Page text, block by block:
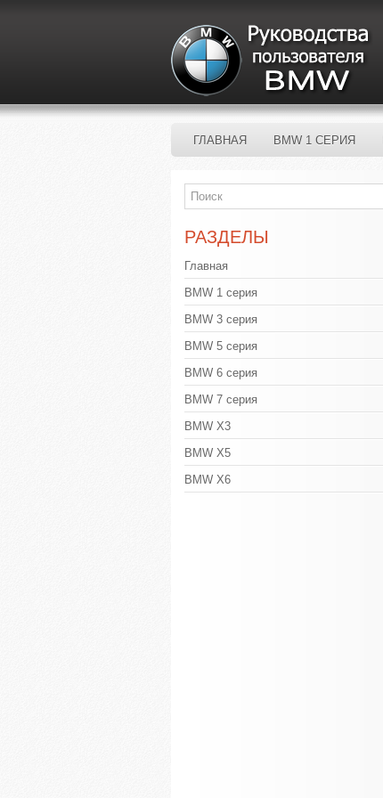
ГЛАВНАЯ BMW 1 СЕРИЯ
РАЗДЕЛЫ
Главная
BMW 1 серия
BMW 3 серия
BMW 5 серия
BMW 6 серия
BMW 7 серия
BMW X3
BMW X5
BMW X6